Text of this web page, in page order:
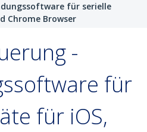
für serielle
Chrome Browser
-
für
für iOS,